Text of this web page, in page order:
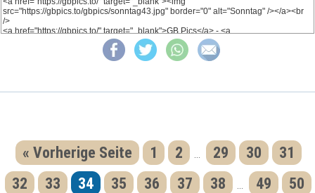
« Vorherige Seite 1 2 29 30
31
32
33 34 35 36 37 38 49
50